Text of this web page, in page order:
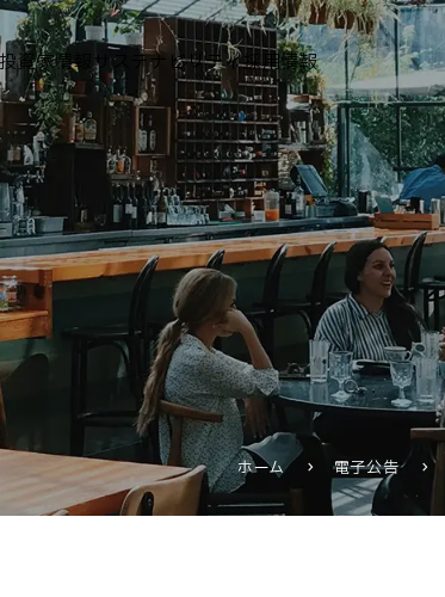
資家情報 サステナビリティ採用情報
運営ホテル
IR・投資家情報
IRニュース
IRカレンダー
IRライブラリ
株式情報
財務・業績情報
IRイベント
ホーム 電子公告